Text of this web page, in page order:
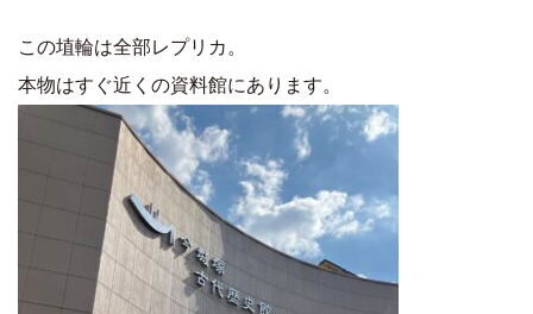
この埴輪は全部レプリカ。
本物はすぐ近くの資料館にあります。